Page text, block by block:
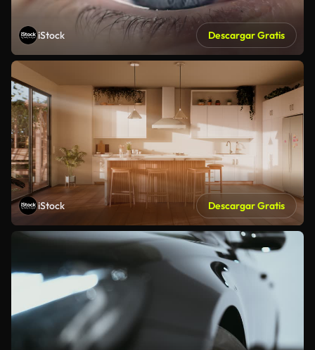
iStock Descargar Gratis
iStock Descargar Gratis